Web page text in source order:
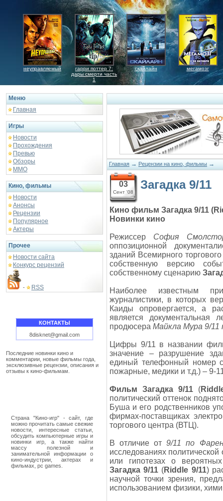
неуправляемый
гарри поттер 7:
дары смерти часть
1
скайлайн мегамозг
Меню
Главная
Игры
Новости
Прохождения
Превью
Обзоры
ММО
Кино, фильмы
Новости
Анонсы
Рецензии
Популярное
Актеры
Прочее
Новости сайта
Конкурс рецензий
- RSS
КОНТАКТЫ
8disknet@gmail.com
Последние новинки кино и
комментарии, новые фильмы года,
эксклюзивные рецензии, описания и
отзывы к кино-фильмам.
Страна "Кино-игр" - сайт, где
можно прочитать самые свежие
новости, интересные статьи,
обсудить компьютерные игры и
новинки игр, а также найти
массу полезной и
занимательной информации о
кино-индустрии, актерах и
фильмах, pc games.
Главная → Рецензии на кино, фильмы →
03
Сент '08
Загадка 9/11
Кино фильм Загадка 9/11
Новинки кино
Режиссер София
оппозиционной
зданий Всемирного
собственную версию
собственному сценарию
Наиболее известным
журналистики, в которых
Каиды опровергается, а
является документальная
продюсера Майкла Мура 9/11
Цифры 9/11 в названии
значение – разрушение
единый телефонный номер
пожарные, медики и т.д.) – 9-
Фильм Загадка 9/11 (
политический оттенок
Буша и его родственников
фирмах-поставщиках
торгового центра (ВТЦ).
В отличие от9/11 по
исследованиях
или гипотезах о
Загадка 9/11 (Riddle 9/11)
научной точки зрения,
использованием физики,